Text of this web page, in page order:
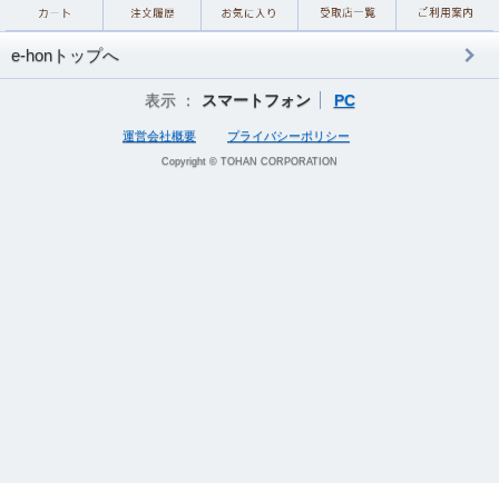
e-honトップへ
表示 ： スマートフォン PC
運営会社概要 プライバシーポリシー
Copyright © TOHAN CORPORATION